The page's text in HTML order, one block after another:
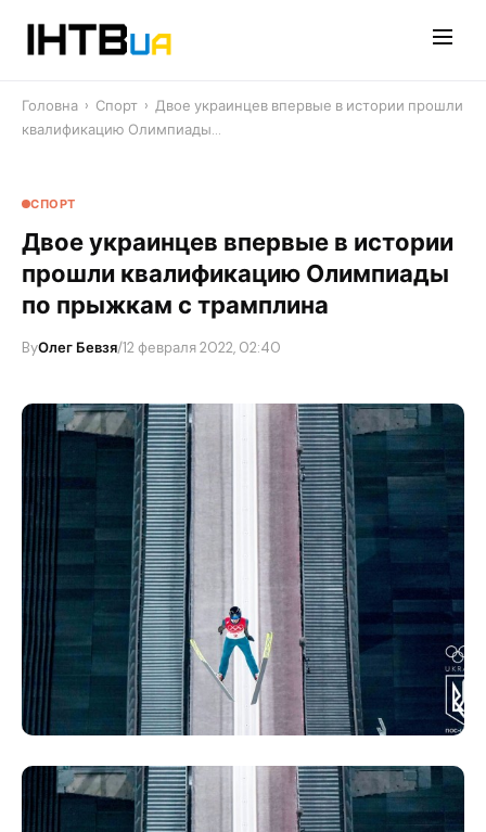
Головна › Спорт › Двое украинцев впервые в истории прошли
квалификацию Олимпиады…
СПОРТ
Двое украинцев впервые в истории
прошли квалификацию Олимпиады
по прыжкам с трамплина
ByОлег Бевзя/12 февраля 2022, 02:40